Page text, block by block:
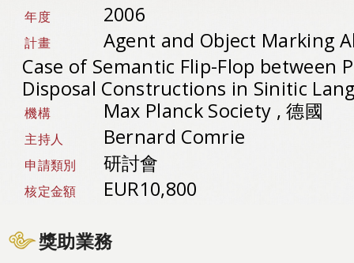
年度 2006
計畫
Agent and Object Marking
Case of Semantic Flip-Flop between
Disposal Constructions in Sinitic
機構 Max Planck Society , 德國
主持人 Bernard Comrie
申請類別 研討會
核定金額 EUR10,800
獎助業務